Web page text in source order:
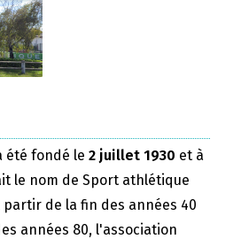
été fondé le 2 juillet 1930 et à
le nom de Sport athlétique
de la fin des années 40
années 80, l'association